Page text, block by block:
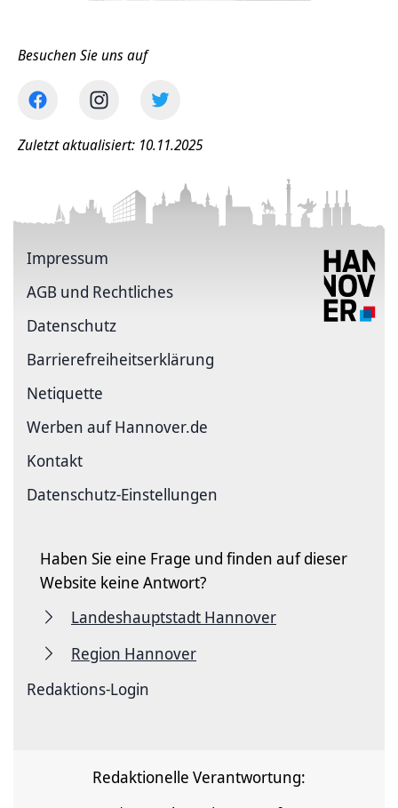
Besuchen Sie uns auf
Zuletzt aktualisiert: 10.11.2025
Impressum
AGB und Rechtliches
Datenschutz
Barriere­freiheits­erklärung
Netiquette
Werben auf Hannover.de
Kontakt
Datenschutz-Einstellungen
Haben Sie eine Frage und finden auf dieser
Website keine Antwort?
Landeshauptstadt Hannover
Region Hannover
Redaktions-Login
Redaktionelle Verantwortung: